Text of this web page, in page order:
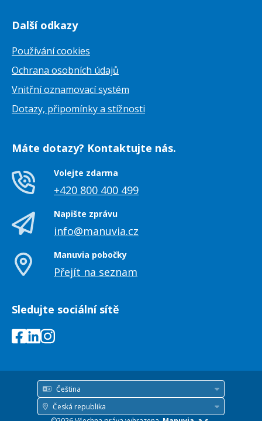
Další odkazy
Používání cookies
Ochrana osobních údajů
Vnitřní oznamovací systém
Dotazy, připomínky a stížnosti
Máte dotazy? Kontaktujte nás.
Volejte zdarma
+420 800 400 499
Napište zprávu
info@manuvia.cz
Manuvia pobočky
Přejít na seznam
Sledujte sociální sítě
Čeština
Jazyk
Česká republika
Země